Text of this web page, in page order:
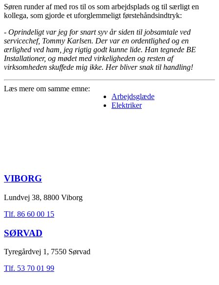
Søren runder af med ros til os som arbejdsplads og til særligt en
kollega, som gjorde et uforglemmeligt førstehåndsindtryk:
- Oprindeligt var jeg for snart syv år siden til jobsamtale ved
servicechef, Tommy Karlsen. Der var en ordentlighed og en
ærlighed ved ham, jeg rigtig godt kunne lide. Han tegnede BE
Installationer, og mødet med virkeligheden og resten af
virksomheden skuffede mig ikke. Her bliver snak til handling!
Læs mere om samme emne:
Arbejdsglæde
Elektriker
VIBORG
Lundvej 38, 8800 Viborg
Tlf. 86 60 00 15
SØRVAD
Tyregårdvej 1, 7550 Sørvad
Tlf. 53 70 01 99